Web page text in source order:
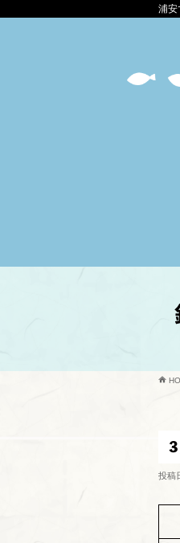
浦安
投稿